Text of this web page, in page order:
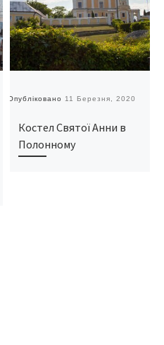
Опубліковано 11 Березня, 2020
Костел Святої Анни в
Полонному